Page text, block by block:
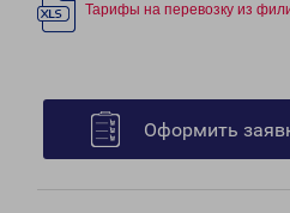
Тарифы на перевозку из
Оформить